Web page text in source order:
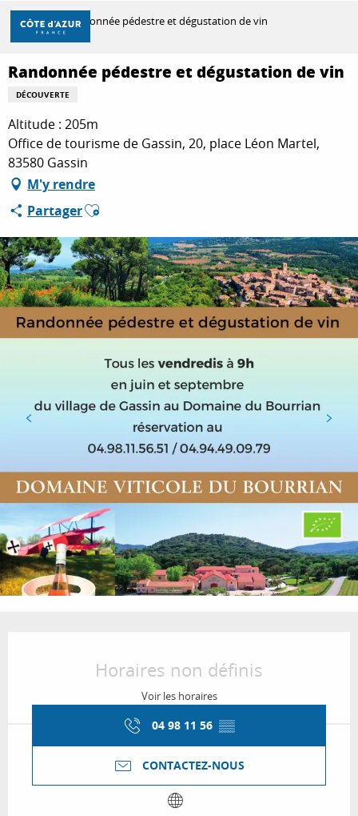
Aller
contenu
principal
DÉCOUVRIR
À FAIRE
SÉJOURNER
Accueil Randonnée pédestre et dégustation de vin
Randonnée pédestre et dégustation de vin
DÉCOUVERTE
Altitude : 205m
Office de tourisme de Gassin, 20, place Léon Martel,
83580 Gassin
M'y rendre
PartagerAjouter aux favoris
Horaires non définis
Voir les horaires
04 98 11 56 ▒▒
CONTACTEZ-NOUS